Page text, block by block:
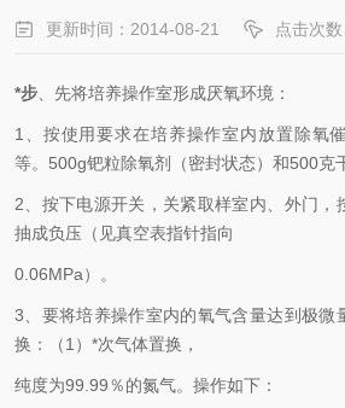
更新时间：2014-08-21 点击次
*步 、先将培养操作室形成厌氧环境：
1、按使用要求在培养操作室内放置除氧
等。500g钯粒除氧剂（密封状态）和500克
2、按下电源开关，关紧取样室内、外门，
抽成负压（见真空表指针指向
0.06MPa）。
3、要将培养操作室内的氧气含量达到极微
换：（1）*次气体置换，
纯度为99.99％的氮气。操作如下：